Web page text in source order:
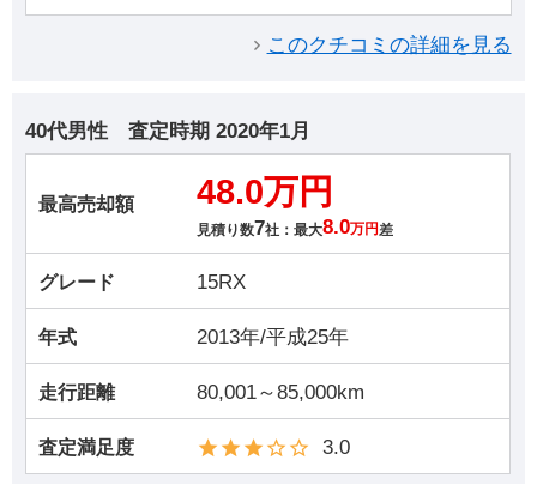
このクチコミの詳細を見る
40代男性 査定時期 2020年1月
最高売却額 48.0万円
見積り数7社：最大8.0万円 差
グレード 15RX
年式 2013年/平成25年
走行距離 80,001～85,000km
査定満足度 3.0